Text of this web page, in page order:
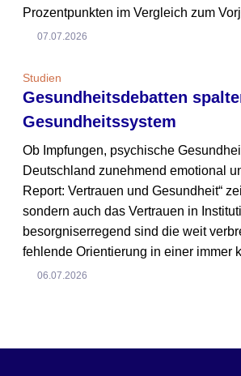
Prozentpunkten im Vergleich zum
07.07.2026
Studien
Gesundheitsdebatten
Gesundheitssystem
Ob Impfungen, psychische
Deutschland zunehmend emotional
Report: Vertrauen und Gesundheit“
sondern auch das Vertrauen in
besorgniserregend sind die weit
fehlende Orientierung in einer immer
06.07.2026